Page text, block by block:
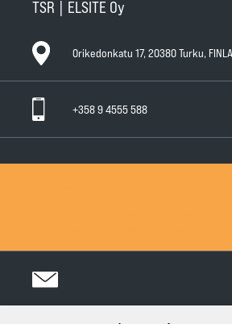
TSR | ELSITE Oy
Orikedonkatu 17, 20380 Turku,
+358 9 4555 588